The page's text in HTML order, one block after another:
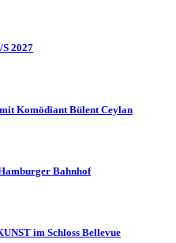
2027
Komödiant Bülent Ceylan
Bahnhof
im Schloss Bellevue